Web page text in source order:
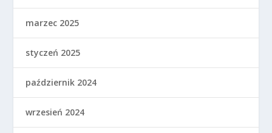
marzec 2025
styczeń 2025
październik 2024
wrzesień 2024